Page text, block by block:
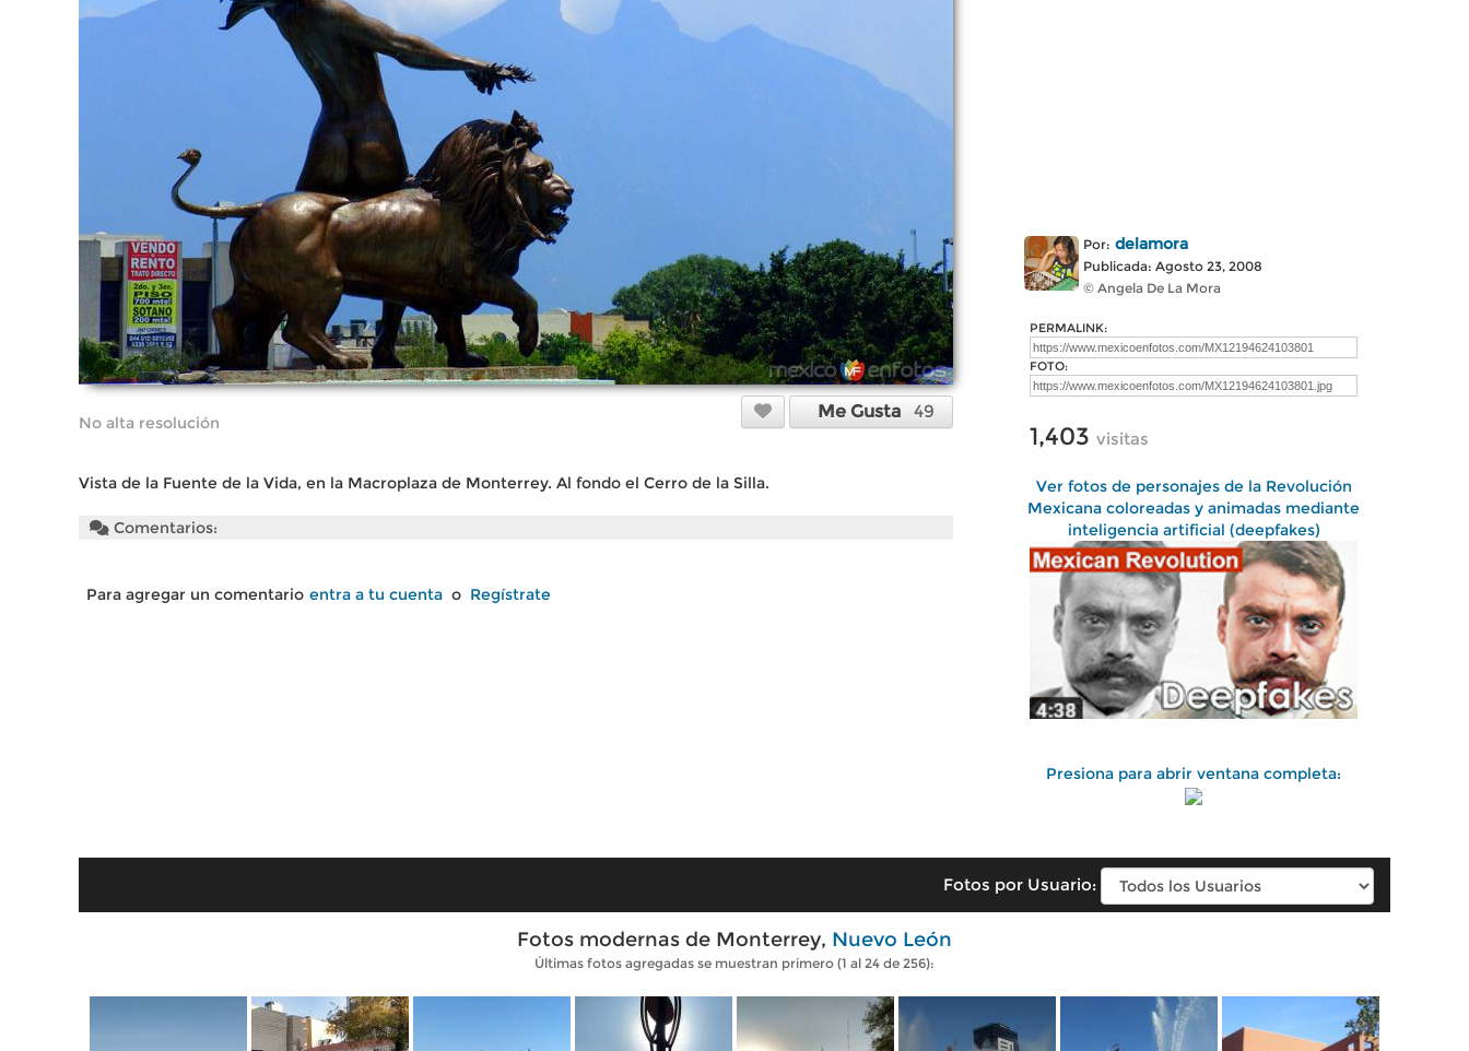
No alta resolución
Me Gusta 49
Vista de la Fuente de la Vida, en la Macroplaza de Monterrey. Al fondo el Cerro de la Silla.
Comentarios:
Para agregar un comentario entra a tu cuenta o Regístrate
Por: delamora
Publicada: Agosto 23, 2008
© Angela De La Mora
PERMALINK:
FOTO:
1,403 visitas
Ver fotos de personajes de la Revolución
Mexicana coloreadas y animadas mediante
inteligencia artificial (deepfakes)
Presiona para abrir ventana completa:
Fotos por Usuario:
Fotos modernas de Monterrey, Nuevo León
Últimas fotos agregadas se muestran primero (1 al 24 de 256):